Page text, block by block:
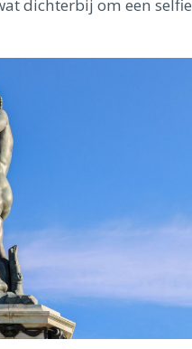
dichterbij om een